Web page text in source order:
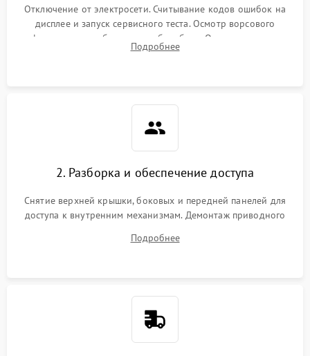
Отключение от электросети. Считывание кодов ошибок на
дисплее и запуск сервисного теста. Осмотр ворсового
фильтра, теплообменника и барабана. Опрос клиента о
неисправностях (не сушит, не крутит барабан, сильно шумит
Подробнее
2. Разборка и обеспечение доступа
Снятие верхней крышки, боковых и передней панелей для
доступа к внутренним механизмам. Демонтаж приводного
Обеспечение свободного доступа к ТЭНу, компрессору,
Подробнее